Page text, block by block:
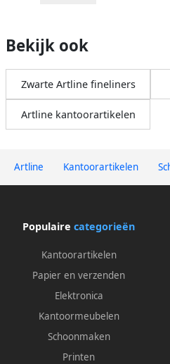
Artline Kantoorartikelen
Bekijk ook
Zwarte Artline fineliners
Artline kantoorartikelen
Populaire categorieën
Kantoorartikelen
Papier en verzenden
Elektronica
Kantoormeubelen
Schoonmaken
Printen